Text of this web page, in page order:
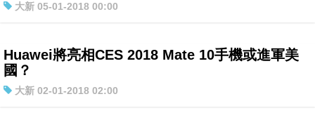
大新 05-01-2018 00:00
Huawei將亮相CES 2018 Mate 10手機或進軍美
國？
大新 02-01-2018 02:00